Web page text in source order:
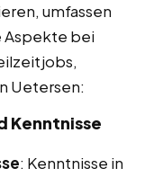
umfassen
Aspekte bei
Uetersen:
Kenntnisse
: Kenntnisse in